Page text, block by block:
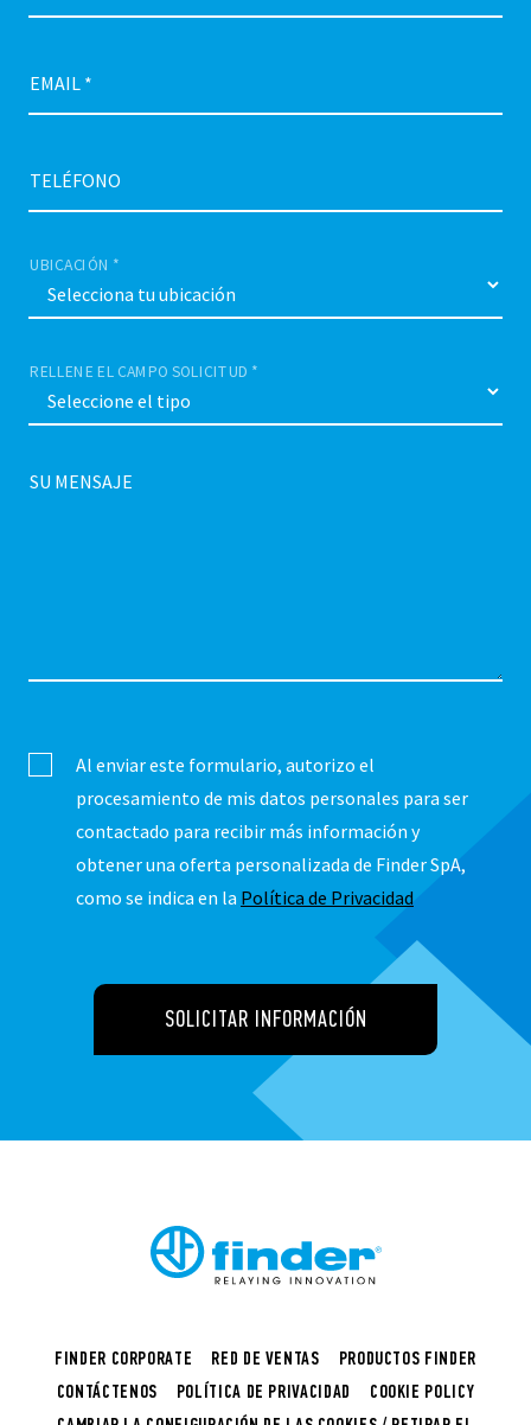
EMAIL *
TELÉFONO
UBICACIÓN *
RELLENE EL CAMPO SOLICITUD *
SU MENSAJE
Al enviar este formulario, autorizo ​​el
procesamiento de mis datos personales para ser
contactado para recibir más información y
obtener una oferta personalizada de Finder SpA,
como se indica en la Política de Privacidad
SOLICITAR INFORMACIÓN
FINDER CORPORATE RED DE VENTAS
PRODUCTOS FINDER
CONTÁCTENOS
POLÍTICA DE PRIVACIDAD
COOKIE POLICY